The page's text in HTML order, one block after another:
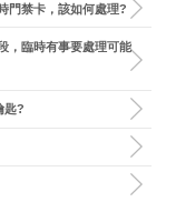
門禁卡，該如何處理?
，臨時有事要處理可能
匙?